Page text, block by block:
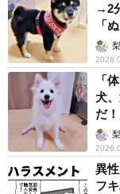
→2
「
「
犬
だ
異
フ